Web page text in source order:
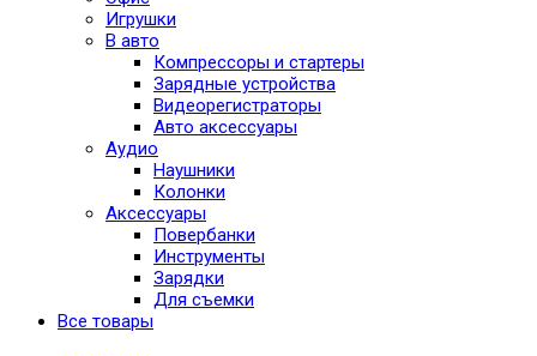
Игрушки
В авто
Компрессоры и стартеры
Зарядные устройства
Видеорегистраторы
Авто аксессуары
Аудио
Наушники
Колонки
Аксессуары
Повербанки
Инструменты
Зарядки
Для съемки
Все товары